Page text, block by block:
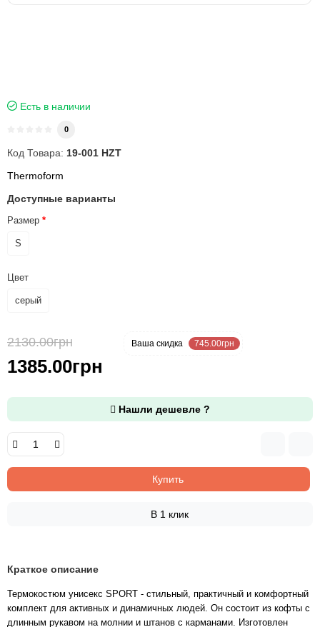
Есть в наличии
0
Код Товара: 19-001 HZT
Thermoform
Доступные варианты
Размер
S
Цвет
серый
2130.00грн Ваша cкидка 745.00грн
1385.00грн
Нашли дешевле ?
Купить
В 1 клик
Краткое описание
Термокостюм унисекс SPORT - стильный, практичный и комфортный
комплект для активных и динамичных людей. Он состоит из кофты с
длинным рукавом на молнии и штанов с карманами. Изготовлен